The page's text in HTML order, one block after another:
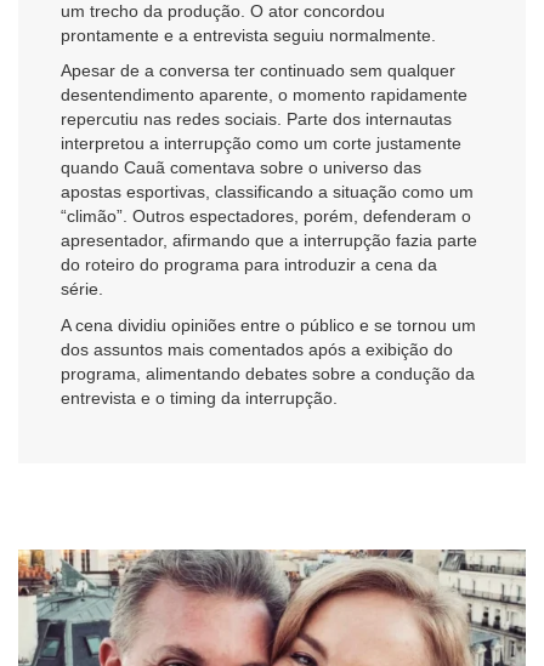
um trecho da produção. O ator concordou
prontamente e a entrevista seguiu normalmente.
Apesar de a conversa ter continuado sem qualquer
desentendimento aparente, o momento rapidamente
repercutiu nas redes sociais. Parte dos internautas
interpretou a interrupção como um corte justamente
quando Cauã comentava sobre o universo das
apostas esportivas, classificando a situação como um
“climão”. Outros espectadores, porém, defenderam o
apresentador, afirmando que a interrupção fazia parte
do roteiro do programa para introduzir a cena da
série.
A cena dividiu opiniões entre o público e se tornou um
dos assuntos mais comentados após a exibição do
programa, alimentando debates sobre a condução da
entrevista e o timing da interrupção.